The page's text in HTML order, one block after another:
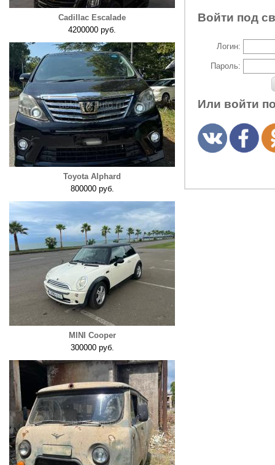
Cadillac Escalade
4200000 руб.
Toyota Alphard
800000 руб.
MINI Cooper
300000 руб.
Войти под
Логин:
Пароль:
Или войти